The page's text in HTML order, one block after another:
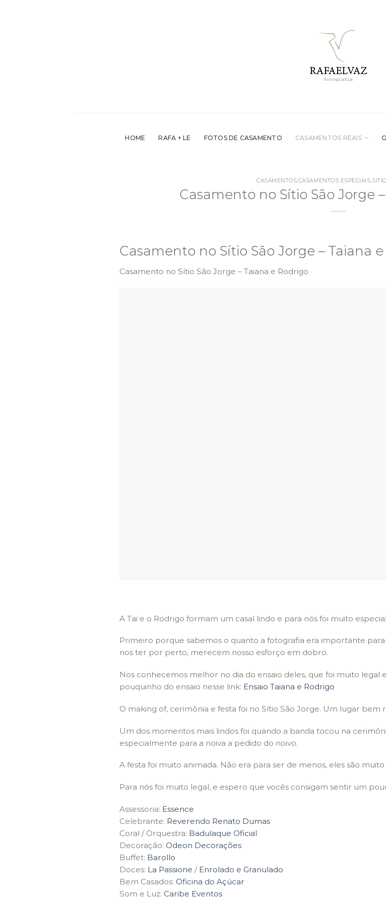
HOME RAFA + LE FOTOS DE CASAMENTO CASAMENTOS REAIS
CASAMENTOS,CASAMENTOS ESPECIAIS,
Casamento no Sítio São Jorge
Casamento no Sítio São Jorge – Taiana
Casamento no Sítio São Jorge – Taiana e Rodrigo
A Tai e o Rodrigo formam um casal lindo e para nós foi muito
Primeiro porque sabemos o quanto a fotografia era importante para
nos ter por perto, merecem nosso esforço em dobro.
Nos conhecemos melhor no dia do ensaio deles, que foi muito legal
pouquinho do ensaio nesse link: Ensaio Taiana e Rodrigo
O making of, cerimônia e festa foi no Sítio São Jorge. Um lugar bem
Um dos momentos mais lindos foi quando a banda tocou na
especialmente para a noiva a pedido do noivo.
A festa foi muito animada. Não era para ser de menos, eles são
Para nós foi muito legal, e espero que vocês consigam sentir um
Assessoria: Essence
Celebrante: Reverendo Renato Dumas
Coral / Orquestra: Badulaque Oficial
Decoração: Odeon Decorações
Buffet: Barollo
Doces: La Passione / Enrolado e Granulado
Bem Casados: Oficina do Açúcar
Som e Luz: Caribe Eventos